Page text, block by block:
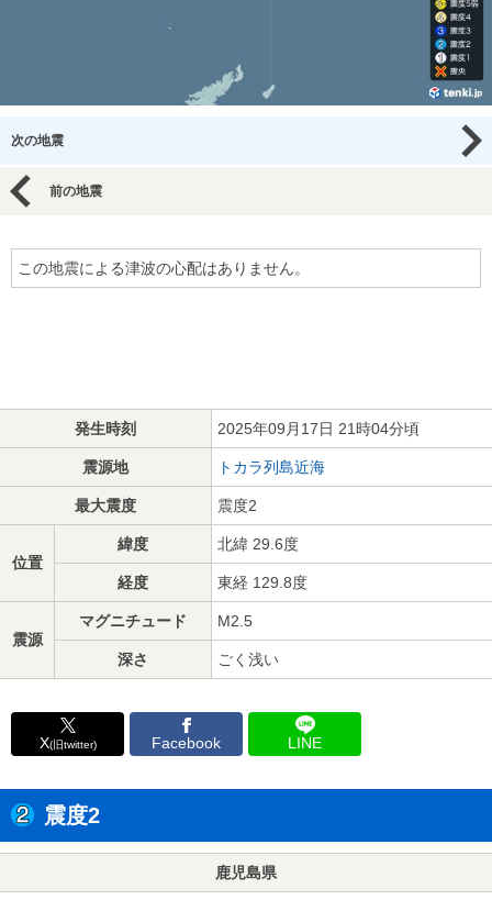
次の地震
前の地震
この地震による津波の心配はありません。
発生時刻 2025年09月17日 21時04分頃
震源地 トカラ列島近海
最大震度 震度2
位置
緯度 北緯 29.6度
経度 東経 129.8度
震源
マグニチュード M2.5
深さ ごく浅い
X(旧twitter) Facebook LINE
震度2
鹿児島県